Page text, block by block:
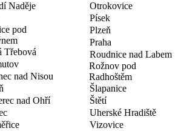
Naděje
pod
Třebová
nad Nisou
nad Ohří
Otrokovice
Písek
Plzeň
Praha
Roudnice nad Labem
Rožnov pod
Radhoštěm
Šlapanice
Štětí
Uherské Hradiště
Vizovice